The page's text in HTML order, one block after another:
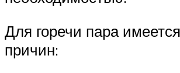
Для горечи пара
причин: